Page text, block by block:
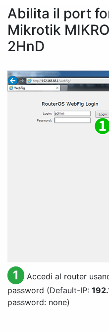
Abilita il port
Mikrotik
2HnD
1
Accedi al router
password (Default-IP:
password: none)